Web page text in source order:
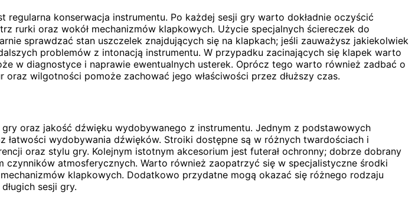
konserwacja instrumentu. Po każdej sesji gry warto dokładnie oczyścić
rurki oraz wokół mechanizmów klapkowych. Użycie specjalnych ściereczek do
sprawdzać stan uszczelek znajdujących się na klapkach; jeśli zauważysz jakiekolwiek
problemów z intonacją instrumentu. W przypadku zacinających się klapek warto
w diagnostyce i naprawie ewentualnych usterek. Oprócz tego warto również zadbać o
wilgotności pomoże zachować jego właściwości przez dłuższy czas.
oraz jakość dźwięku wydobywanego z instrumentu. Jednym z podstawowych
wydobywania dźwięków. Stroiki dostępne są w różnych twardościach i
oraz stylu gry. Kolejnym istotnym akcesorium jest futerał ochronny; dobrze dobrany
czynników atmosferycznych. Warto również zaopatrzyć się w specjalistyczne środki
klapkowych. Dodatkowo przydatne mogą okazać się różnego rodzaju
sesji gry.